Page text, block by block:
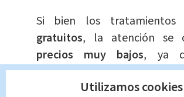
Si bien los tratamientos
gratuitos, la atención se
precios muy bajos, ya
proporcionados por
supervisióndocente.
Utilizamos cookies